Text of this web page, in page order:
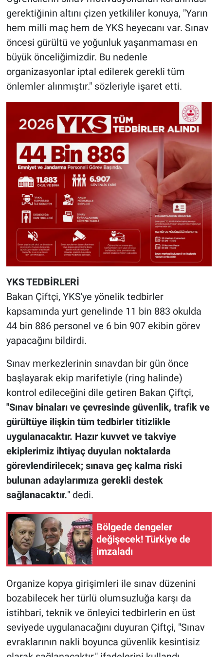
gerektiğinin altını çizen yetkililer konuya, "Yarın
hem milli maç hem de YKS heyecanı var. Sınav
öncesi gürültü ve yoğunluk yaşanmaması en
büyük önceliğimizdir. Bu nedenle
organizasyonlar iptal edilerek gerekli tüm
önlemler alınmıştır." sözleriyle işaret etti.
YKS TEDBİRLERİ
Bakan Çiftçi, YKS'ye yönelik tedbirler
kapsamında yurt genelinde 11 bin 883 okulda
44 bin 886 personel ve 6 bin 907 ekibin görev
yapacağını bildirdi.
Sınav merkezlerinin sınavdan bir gün önce
başlayarak ekip marifetiyle (ring halinde)
kontrol edileceğini dile getiren Bakan Çiftçi,
"Sınav binaları ve çevresinde güvenlik, trafik ve
gürültüye ilişkin tüm tedbirler titizlikle
uygulanacaktır. Hazır kuvvet ve takviye
ekiplerimiz ihtiyaç duyulan noktalarda
görevlendirilecek; sınava geç kalma riski
bulunan adaylarımıza gerekli destek
sağlanacaktır." dedi.
Bölgede dengeler
değişecek! Türkiye de
imzaladı
Organize kopya girişimleri ile sınav düzenini
bozabilecek her türlü olumsuzluğa karşı da
istihbari, teknik ve önleyici tedbirlerin en üst
seviyede uygulanacağını duyuran Çiftçi, "Sınav
evraklarının nakli boyunca güvenlik kesintisiz